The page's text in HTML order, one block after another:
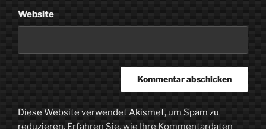
Website
Diese Website verwendet Akismet, um Spam zu
reduzieren. Erfahren Sie, wie Ihre Kommentardaten